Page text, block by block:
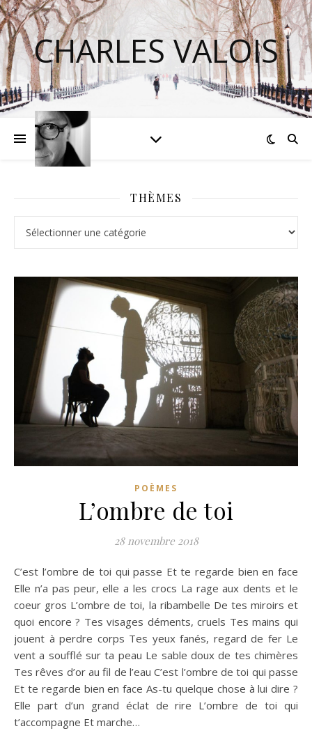
CHARLES VALOIS
THÈMES
POÈMES
L’ombre de toi
28 novembre 2018
C’est l’ombre de toi qui passe Et te regarde bien en face
Elle n’a pas peur, elle a les crocs La rage aux dents et le
coeur gros L’ombre de toi, la ribambelle De tes miroirs et
quoi encore ? Tes visages déments, cruels Tes mains qui
jouent à perdre corps Tes yeux fanés, regard de fer Le
vent a soufflé sur ta peau Le sable doux de tes chimères
Tes rêves d’or au fil de l’eau C’est l’ombre de toi qui passe
Et te regarde bien en face As-tu quelque chose à lui dire ?
Elle part d’un grand éclat de rire L’ombre de toi qui
t’accompagne Et marche…